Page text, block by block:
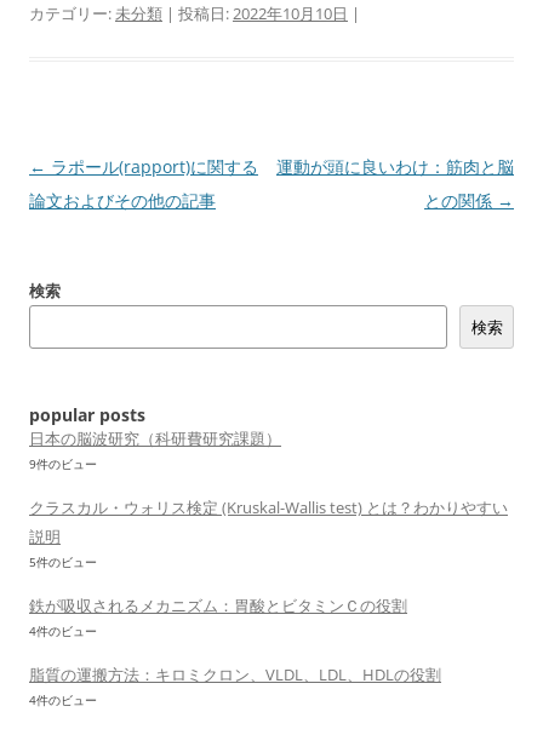
カテゴリー:未分類 | 投稿日:2022年10月10日 |
投
稿
ゲ
ン
← ラポール(rapport)に関する
論文およびその他の記事
運動が頭に良いわけ：筋肉と脳
との関係 →
検索
検索
popular posts
日本の脳波研究（科研費研究課題）
9件のビュー
クラスカル・ウォリス検定 (Kruskal-Wallis test) とは？わかりやすい
説明
5件のビュー
鉄が吸収されるメカニズム：胃酸とビタミンＣの役割
4件のビュー
脂質の運搬方法：キロミクロン、VLDL、LDL、HDLの役割
4件のビュー